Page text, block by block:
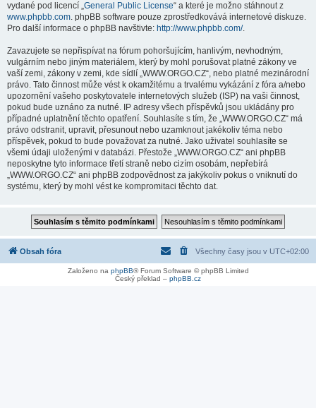
vydané pod licencí „General Public License“ a které je možno stáhnout z
www.phpbb.com. phpBB software pouze zprostředkovává internetové diskuze.
Pro další informace o phpBB navštivte: http://www.phpbb.com/.
Zavazujete se nepřispívat na fórum pohoršujícím, hanlivým, nevhodným,
vulgárním nebo jiným materiálem, který by mohl porušovat platné zákony ve
vaší zemi, zákony v zemi, kde sídlí „WWW.ORGO.CZ“, nebo platné mezinárodní
právo. Tato činnost může vést k okamžitému a trvalému vykázání z fóra a/nebo
upozornění vašeho poskytovatele internetových služeb (ISP) na vaši činnost,
pokud bude uznáno za nutné. IP adresy všech příspěvků jsou ukládány pro
případné uplatnění těchto opatření. Souhlasíte s tím, že „WWW.ORGO.CZ“ má
právo odstranit, upravit, přesunout nebo uzamknout jakékoliv téma nebo
příspěvek, pokud to bude považovat za nutné. Jako uživatel souhlasíte se
všemi údaji uloženými v databázi. Přestože „WWW.ORGO.CZ“ ani phpBB
neposkytne tyto informace třetí straně nebo cizím osobám, nepřebírá
„WWW.ORGO.CZ“ ani phpBB zodpovědnost za jakýkoliv pokus o vniknutí do
systému, který by mohl vést ke kompromitaci těchto dat.
Obsah fóra Všechny časy jsou v UTC+02:00
Založeno na phpBB® Forum Software © phpBB Limited
Český překlad – phpBB.cz